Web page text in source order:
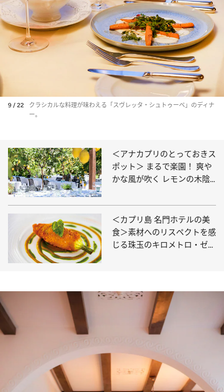
9 / 22
クラシカルな料理が味わえる「スヴレッタ・シュトゥーベ」のディナ
ー。
＜アナカプリのとっておきス
ポット＞ まるで楽園！ 爽や
かな風が吹く レモンの木陰
＜カプリ島 名門ホテルの美
食＞素材へのリスペクトを感
じる珠玉のキロメトロ・ゼロ